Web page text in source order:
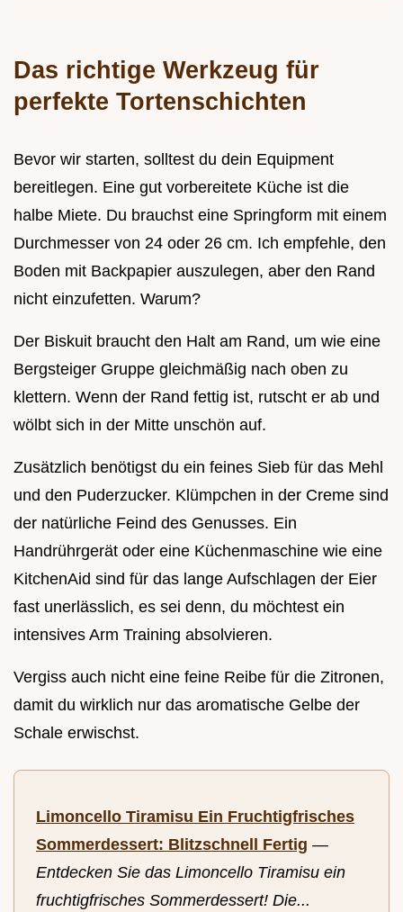
Das richtige Werkzeug für
perfekte Tortenschichten
Bevor wir starten, solltest du dein Equipment
bereitlegen. Eine gut vorbereitete Küche ist die
halbe Miete. Du brauchst eine Springform mit einem
Durchmesser von 24 oder 26 cm. Ich empfehle, den
Boden mit Backpapier auszulegen, aber den Rand
nicht einzufetten. Warum?
Der Biskuit braucht den Halt am Rand, um wie eine
Bergsteiger Gruppe gleichmäßig nach oben zu
klettern. Wenn der Rand fettig ist, rutscht er ab und
wölbt sich in der Mitte unschön auf.
Zusätzlich benötigst du ein feines Sieb für das Mehl
und den Puderzucker. Klümpchen in der Creme sind
der natürliche Feind des Genusses. Ein
Handrührgerät oder eine Küchenmaschine wie eine
KitchenAid sind für das lange Aufschlagen der Eier
fast unerlässlich, es sei denn, du möchtest ein
intensives Arm Training absolvieren.
Vergiss auch nicht eine feine Reibe für die Zitronen,
damit du wirklich nur das aromatische Gelbe der
Schale erwischst.
Limoncello Tiramisu Ein Fruchtigfrisches
Sommerdessert: Blitzschnell Fertig —
Entdecken Sie das Limoncello Tiramisu ein
fruchtigfrisches Sommerdessert! Die...